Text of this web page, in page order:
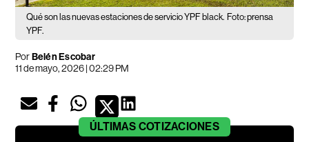
Qué son las nuevas estaciones de servicio YPF black. Foto: prensa
YPF.
PorBelén Escobar
11 de mayo, 2026 | 02:29 PM
ÚLTIMAS COTIZACIONES